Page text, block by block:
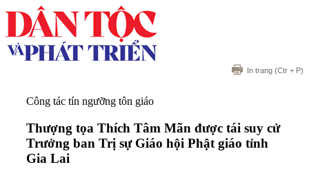
In trang (Ctr + P)
Công tác tín ngưỡng tôn giáo
Thượng tọa Thích Tâm Mãn được tái suy cử
Trưởng ban Trị sự Giáo hội Phật giáo tỉnh
Gia Lai